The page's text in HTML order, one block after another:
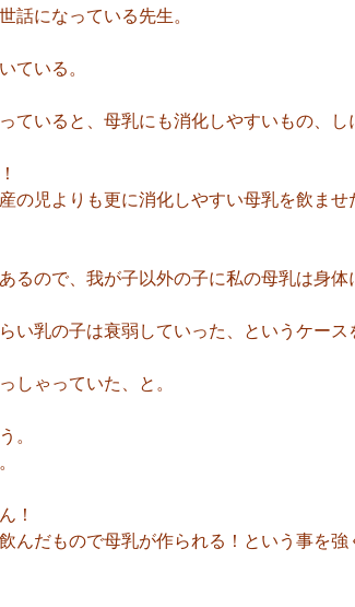
話になっている先生。
ている。
ていると、母乳にも消化しやすいもの、し
の児よりも更に消化しやすい母乳を飲ませ
るので、我が子以外の子に私の母乳は身体
い乳の子は衰弱していった、というケース
しゃっていた、と。
。
！
んだもので母乳が作られる！という事を強